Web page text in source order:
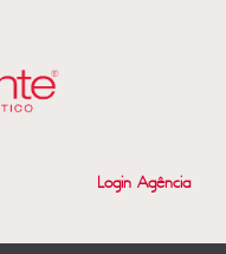
Login Agência